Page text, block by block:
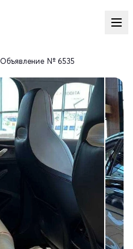
Объявление № 6535